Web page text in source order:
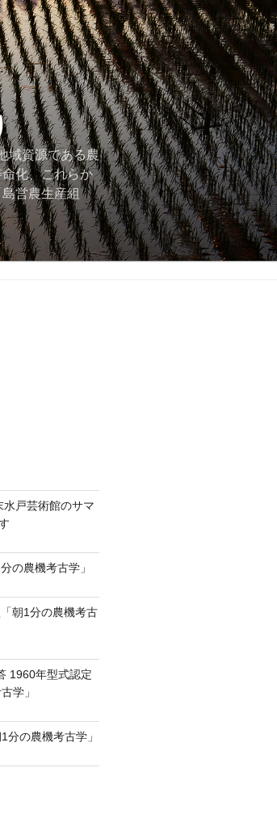
域資源である農
化、これらか
営農生産組
水戸芸術館のサマ
の農機考古学」
朝1分の農機考古
1960年型式認定
学」
の農機考古学」